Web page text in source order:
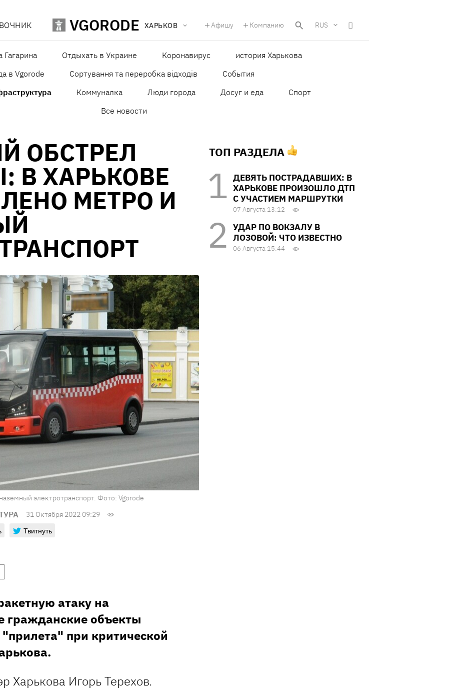
VGORODE ХАРЬКОВ Афишу Компанию RUS
Гагарина Отдыхать в Украине Коронавирус
история Харькова
в Vgorode
Сортування та переробка відходів
События
Коммуналка Люди города Досуг и еда
Спорт
Все новости
ОБСТРЕЛ
В ХАРЬКОВЕ
МЕТРО И
электротранспорт. Фото: Vgorode
31 Октября 2022 09:29
Твитнуть
атаку на
гражданские объекты
при критической
Харькова Игорь Терехов.
ТОП РАЗДЕЛА
ДЕВЯТЬ ПОСТРАДАВШИХ: В
ХАРЬКОВЕ ПРОИЗОШЛО ДТП
С УЧАСТИЕМ МАРШРУТКИ
07 Августа 13:12
УДАР ПО ВОКЗАЛУ В
ЛОЗОВОЙ: ЧТО ИЗВЕСТНО
06 Августа 15:44